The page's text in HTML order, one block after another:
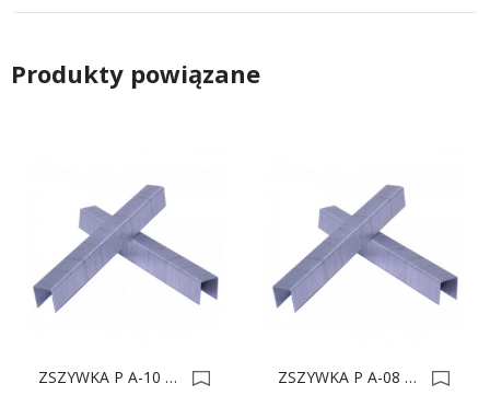
Produkty powiązane
ZSZYWKA P A-10 Op.17500 0001208 ZSZYWKA P A-08 Op.21000 0001436